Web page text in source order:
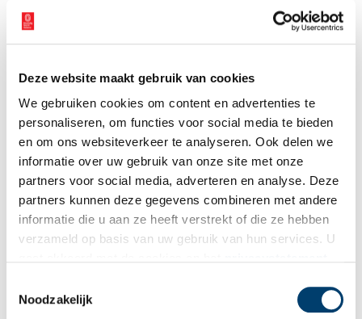
Deze website maakt gebruik van cookies
We gebruiken cookies om content en advertenties te
personaliseren, om functies voor social media te bieden
en om ons websiteverkeer te analyseren. Ook delen we
informatie over uw gebruik van onze site met onze
partners voor social media, adverteren en analyse. Deze
partners kunnen deze gegevens combineren met andere
informatie die u aan ze heeft verstrekt of die ze hebben
verzameld op basis van uw gebruik van hun services. U
Noodzakelijk
‘Liefde Boven al’. Na 1646 is er weer sprake van twee kamers. Een
derde kamer, De Witte Angieren met als motto ‘In Liefde
Getrouw’, wordt in 1592 opgericht door Vlaamse Haarlemmers.
een burgerlijk-culturele elite en speelden een substantiële rol bij
intochten, processies, zelfgeorganiseerde wedstrijden en andere
festiviteiten, waar zij de aankleding verzorgden, vertoningen en
toneelstukken opvoerden en poëzie voordroegen. In 1606 was
Trou de drijvende kracht achter het Haarlemse landjuweel, een
onderlinge wedstrijd van rederijkerskamers uit heel Holland. Na
eerdere verzoeken aan de Haarlemse magistraat in 1590 en 1600
werd op 22 oktober 1606 het landjuweel georganiseerd ten bate
van het oudemannenhuis, waarvoor een grote loterij was
georganiseerd (in heel Holland werden loten verkocht). Twaalf
werden meegedragen tijdens een intrede door de stad. Voorop
ging Trou met het blazoen naar ontwerp van Hendrick Goltzius,